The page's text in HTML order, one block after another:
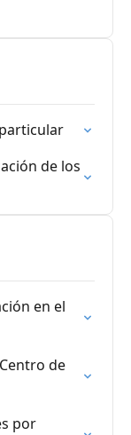
de los
en el
de
por